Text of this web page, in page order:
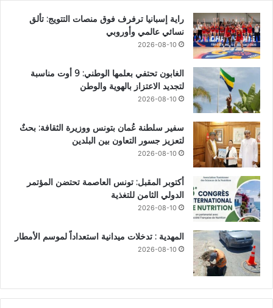
راية إسبانيا ترفرف فوق منصات التتويج: تألق
نسائي عالمي وأوروبي
2026-08-10
الغابون تحتفي بعلمها الوطني: 9 أوت مناسبة
لتجديد الاعتزاز بالهوية والوطن
2026-08-10
سفير سلطنة عُمان بتونس ووزيرة الثقافة: بحثٌ
لتعزيز جسور التعاون بين البلدين
2026-08-10
أكتوبر المقبل: تونس العاصمة تحتضن المؤتمر
الدولي الثامن للتغذية
2026-08-10
المهدية : تدخلات ميدانية استعداداً لموسم الأمطار
2026-08-10